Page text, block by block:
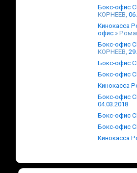
Бокс-офис
КОРНЕЕВ,
Кинокасса
офис »
Бокс-офис
КОРНЕЕВ,
Бокс-офис
Бокс-офис
Кинокасса
Бокс-офис
04.03.2018
Бокс-офис
Бокс-офис
Кинокасса